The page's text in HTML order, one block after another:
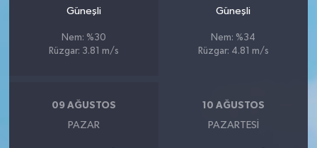
Güneşli
Nem: %30
Rüzgar: 3.81 m/s
Güneşli
Nem: %34
Rüzgar: 4.81 m/s
09 AĞUSTOS
PAZAR
10 AĞUSTOS
PAZARTESI